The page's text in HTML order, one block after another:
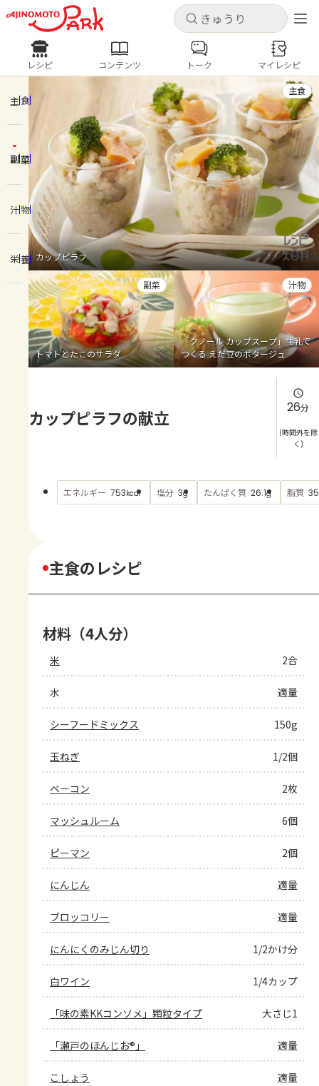
キャンセル
ログインするとレシピを保存できます
新規登録
ホーム
コンテンツ
レシピ
トーク
よくあるお問い合わせ
お買い物
キャンセル
レシピ コンテンツ
人気の食材・レシピ
きゅうり なす トマト
とうもろこし
ピーマン
みょうが ゴーヤ
レシピ コンテンツ トーク マイレシピ
主食
副菜
汁物
栄養 カップピラフ
主食
トマトとたこのサラダ
副菜
「クノール カップスープ」牛乳で
つくる えだ豆のポタージュ
汁物
カップピラフの献立 26分
(時間外を除
く)
エネルギー 753kcal 塩分 3g たんぱく質 26.1g 脂質
主食のレシピ
材料（4人分）
米 2合
水 適量
シーフードミックス 150g
玉ねぎ 1/2個
ベーコン 2枚
マッシュルーム 6個
ピーマン 2個
にんじん 適量
ブロッコリー 適量
にんにくのみじん切り 1/2かけ分
白ワイン 1/4カップ
「味の素KKコンソメ」顆粒タイプ 大さじ1
「瀬戸のほんじお®」 適量
こしょう 適量